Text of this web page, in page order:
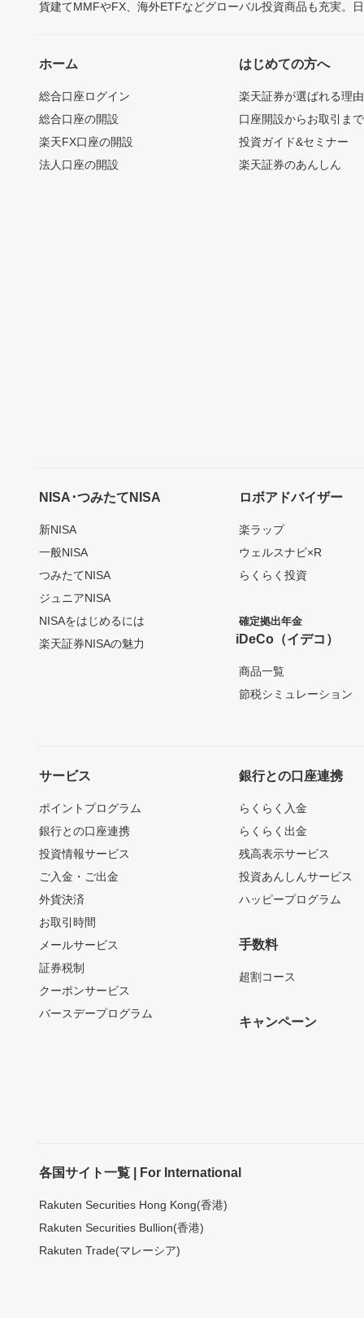
貨建てMMFやFX、海外ETFなどグローバル投資商品も充実。
ホーム
総合口座ログイン
総合口座の開設
楽天FX口座の開設
法人口座の開設
はじめての方へ
楽天証券が選ばれる理由
口座開設からお取引ま
投資ガイド&セミナー
楽天証券のあんしん
NISA･つみたてNISA
新NISA
一般NISA
つみたてNISA
ジュニアNISA
NISAをはじめるには
楽天証券NISAの魅力
ロボアドバイザー
楽ラップ
ウェルスナビ×R
らくらく投資
確定拠出年金
iDeCo（イデコ）
商品一覧
節税シミュレーション
サービス
ポイントプログラム
銀行との口座連携
投資情報サービス
ご入金・ご出金
外貨決済
お取引時間
メールサービス
証券税制
クーポンサービス
バースデープログラム
銀行との口座連携
らくらく入金
らくらく出金
残高表示サービス
投資あんしんサービス
ハッピープログラム
手数料
超割コース
キャンペーン
各国サイト一覧 | For International
Rakuten Securities Hong Kong(香港)
Rakuten Securities Bullion(香港)
Rakuten Trade(マレーシア)